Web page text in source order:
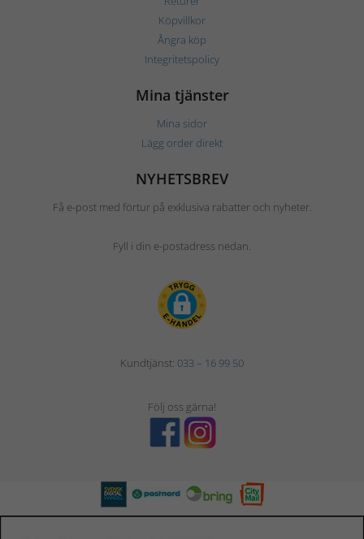
Köpvillkor
Ångra köp
Integritetspolicy
Mina tjänster
Mina sidor
Lägg order direkt
NYHETSBREV
Få e-post med förtur på exklusiva rabatter och nyheter.
Fyll i din e-postadress nedan.
Kundtjänst: 033 – 16 99 50
Följ oss gärna!